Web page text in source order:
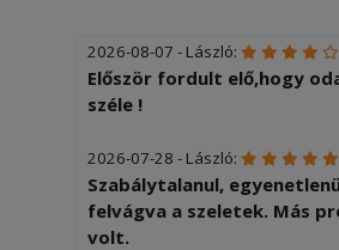
2026-08-07 - László:
Először fordult elő,hogy
széle !
2026-07-28 - László:
Szabálytalanul,
felvágva a szeletek. Más
volt.